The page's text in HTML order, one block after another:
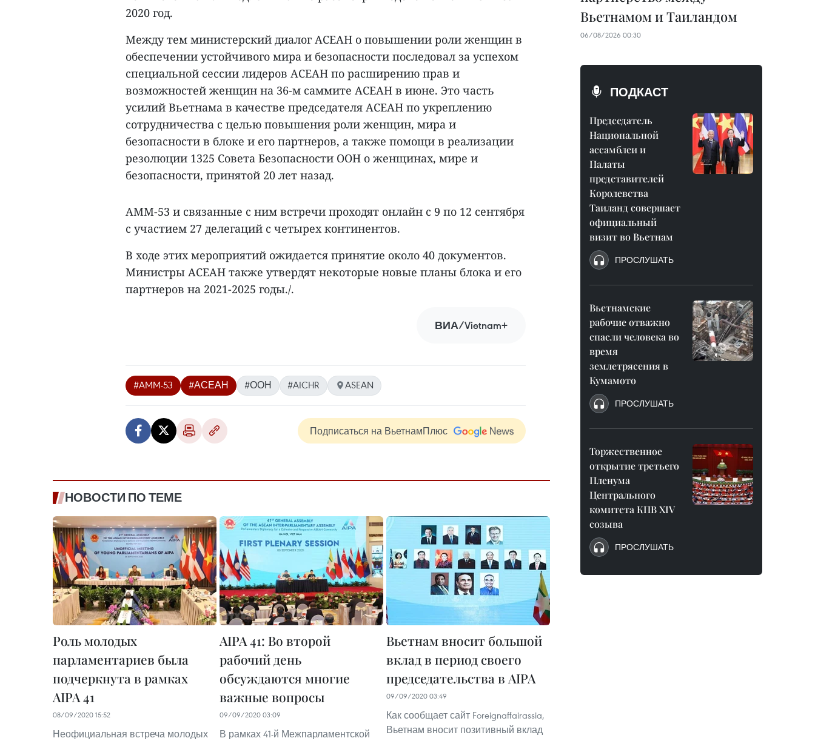
2020 год.
Между тем министерский диалог АСЕАН о повышении роли женщин в
обеспечении устойчивого мира и безопасности последовал за успехом
специальной сессии лидеров АСЕАН по расширению прав и
возможностей женщин на 36-м саммите АСЕАН в июне. Это часть
усилий Вьетнама в качестве председателя АСЕАН по укреплению
сотрудничества с целью повышения роли женщин, мира и
безопасности в блоке и его партнеров, а также помощи в реализации
резолюции 1325 Совета Безопасности ООН о женщинах, мире и
безопасности, принятой 20 лет назад.
AMM-53 и связанные с ним встречи проходят онлайн с 9 по 12 сентября
с участием 27 делегаций с четырех континентов.
В ходе этих мероприятий ожидается принятие около 40 документов.
Министры АСЕАН также утвердят некоторые новые планы блока и его
партнеров на 2021-2025 годы./.
ВИА/Vietnam+
#AMM-53 #АСЕАН #ООН #AICHR ASEAN
Подписаться на ВьетнамПлюс
НОВОСТИ ПО ТЕМЕ
Роль молодых
парламентариев была
подчеркнута в рамках
AIPA 41
08/09/2020 15:52
Неофициальная встреча молодых
AIPA 41: Во второй
рабочий день
обсуждаются многие
важные вопросы
09/09/2020 03:09
В рамках 41-й Межпарламентской
Вьетнам вносит большой
вклад в период своего
председательства в AIPA
09/09/2020 03:49
Как сообщает сайт Foreignaffairassia,
Вьетнам вносит позитивный вклад
Вьетнамом и Таиландом
06/08/2026 00:30
ПОДКАСТ
Председатель
Национальной
ассамблеи и
Палаты
представителей
Королевства
Таиланд совершает
официальный
визит во Вьетнам
ПРОСЛУШАТЬ
Вьетнамские
рабочие отважно
спасли человека во
время
землетрясения в
Кумамото
ПРОСЛУШАТЬ
Торжественное
открытие третьего
Пленума
Центрального
комитета КПВ XIV
созыва
ПРОСЛУШАТЬ